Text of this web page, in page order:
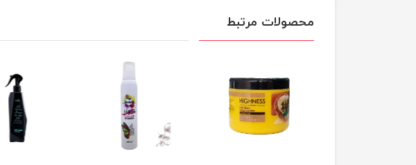
محصولات مرتبط